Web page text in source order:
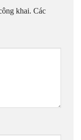
khai. Các